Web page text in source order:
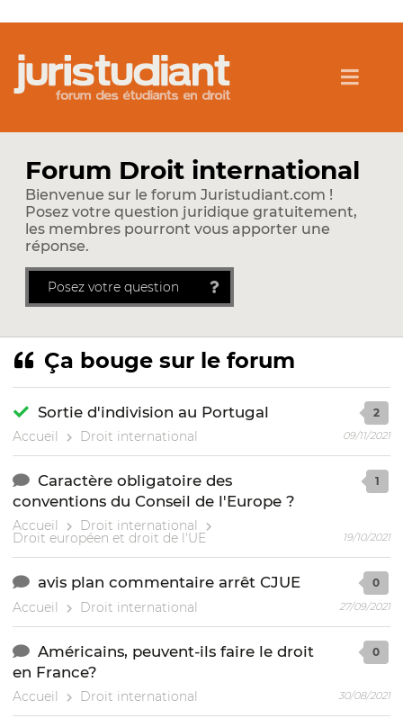
Forum Droit international
Bienvenue sur le forum Juristudiant.com !
Posez votre question juridique gratuitement,
les membres pourront vous apporter une
réponse.
Posez votre question
Ça bouge sur le forum
Sortie d'indivision au Portugal
Accueil Droit international
2
09/11/2021
Caractère obligatoire des
conventions du Conseil de l'Europe ?
Accueil Droit international
Droit européen et droit de l'UE
1
19/10/2021
avis plan commentaire arrêt CJUE
Accueil Droit international
0
27/09/2021
Américains, peuvent-ils faire le droit
en France?
Accueil Droit international
0
30/08/2021